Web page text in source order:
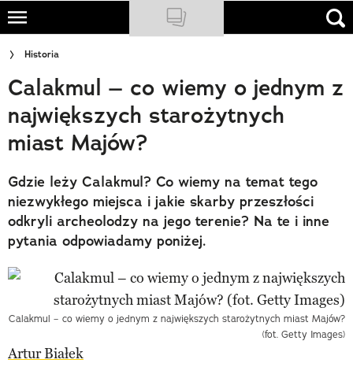
Skip
main
content
NATIONAL GEOGRAPHIC
TRAVELER
PODCASTY
Newsletter
Cuda Polski
Trendbook Podróżniczy
Historia
Calakmul – co wiemy o jednym z
największych starożytnych
miast Majów?
Gdzie leży Calakmul? Co wiemy na temat tego
niezwykłego miejsca i jakie skarby przeszłości
odkryli archeolodzy na jego terenie? Na te i inne
pytania odpowiadamy poniżej.
Calakmul – co wiemy o jednym z największych starożytnych miast Majów?
(fot. Getty Images)
Artur Białek